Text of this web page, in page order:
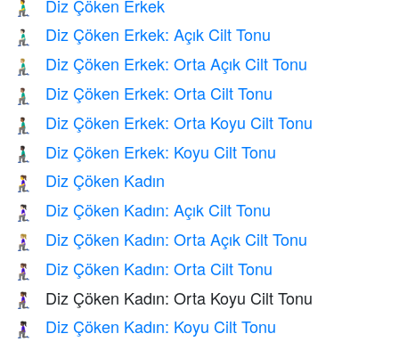
🧎‍♂️ Diz Çöken Erkek
🧎🏻‍♂️ Diz Çöken Erkek: Açık Cilt Tonu
🧎🏼‍♂️ Diz Çöken Erkek: Orta Açık Cilt Tonu
🧎🏽‍♂️ Diz Çöken Erkek: Orta Cilt Tonu
🧎🏾‍♂️ Diz Çöken Erkek: Orta Koyu Cilt Tonu
🧎🏿‍♂️ Diz Çöken Erkek: Koyu Cilt Tonu
🧎‍♀️ Diz Çöken Kadın
🧎🏻‍♀️ Diz Çöken Kadın: Açık Cilt Tonu
🧎🏼‍♀️ Diz Çöken Kadın: Orta Açık Cilt Tonu
🧎🏽‍♀️ Diz Çöken Kadın: Orta Cilt Tonu
🧎🏾‍♀️ Diz Çöken Kadın: Orta Koyu Cilt Tonu
🧎🏿‍♀️ Diz Çöken Kadın: Koyu Cilt Tonu